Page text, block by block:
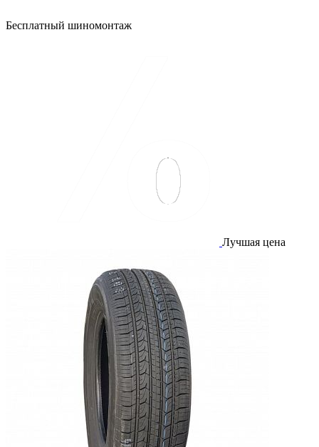
Бесплатный шиномонтаж
Лучшая цена